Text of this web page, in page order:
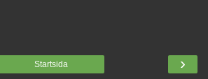
›
Startsida